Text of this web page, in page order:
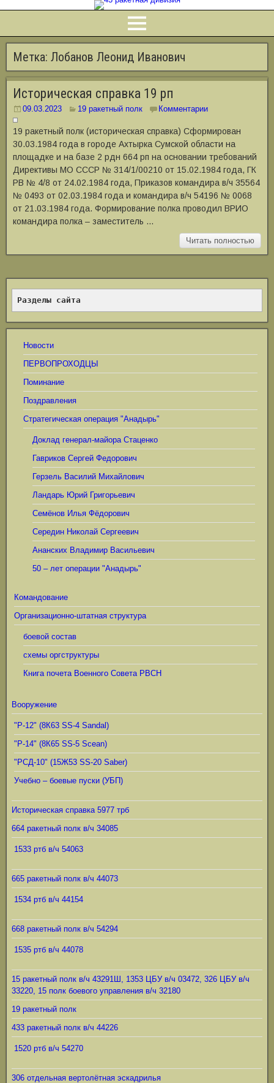
Метка: Лобанов Леонид Иванович
Историческая справка 19 рп
09.03.2023 19 ракетный полк Комментарии
19 ракетный полк (историческая справка) Сформирован
30.03.1984 года в городе Ахтырка Сумской области на
площадке и на базе 2 рдн 664 рп на основании требований
Директивы МО СССР № 314/1/00210 от 15.02.1984 года, ГК
РВ № 4/8 от 24.02.1984 года, Приказов командира в/ч 35564
№ 0493 от 02.03.1984 года и командира в/ч 54196 № 0068
от 21.03.1984 года. Формирование полка проводил ВРИО
командира полка ‒ заместитель …
Читать полностью
Разделы сайта
Новости
ПЕРВОПРОХОДЦЫ
Поминание
Поздравления
Стратегическая операция "Анадырь"
Доклад генерал-майора Стаценко
Гавриков Сергей Федорович
Герзель Василий Михайлович
Ландарь Юрий Григорьевич
Семёнов Илья Фёдорович
Середин Николай Сергеевич
Ананских Владимир Васильевич
50 – лет операции "Анадырь"
Командование
Организационно-штатная структура
боевой состав
схемы оргструктуры
Книга почета Военного Совета РВСН
Вооружение
"Р-12" (8К63 SS-4 Sandal)
"Р-14" (8К65 SS-5 Scean)
"РСД-10" (15Ж53 SS-20 Saber)
Учебно – боевые пуски (УБП)
Историческая справка 5977 трб
664 ракетный полк в/ч 34085
1533 ртб в/ч 54063
665 ракетный полк в/ч 44073
1534 ртб в/ч 44154
668 ракетный полк в/ч 54294
1535 ртб в/ч 44078
15 ракетный полк в/ч 43291Ш, 1353 ЦБУ в/ч 03472, 326 ЦБУ в/ч
33220, 15 полк боевого управления в/ч 32180
19 ракетный полк
433 ракетный полк в/ч 44226
1520 ртб в/ч 54270
306 отдельная вертолётная эскадрилья